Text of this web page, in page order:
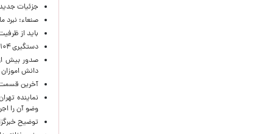
جزئیات
صنعاء:
باید از
دستگیری ۱۰۴ مظنون طی عملیات‌هایی علیه داعش در ترکیه
دانش
آخرین
نماینده
وضو آن را
توضیح